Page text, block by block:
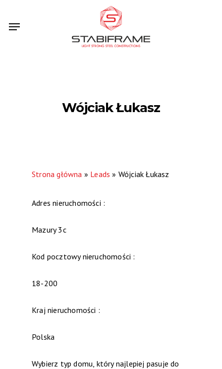
Menu
Wójciak Łukasz
Strona główna » Leads » Wójciak Łukasz
Adres nieruchomości :
Mazury 3c
Kod pocztowy nieruchomości :
18-200
Kraj nieruchomości :
Polska
Wybierz typ domu, który najlepiej pasuje do